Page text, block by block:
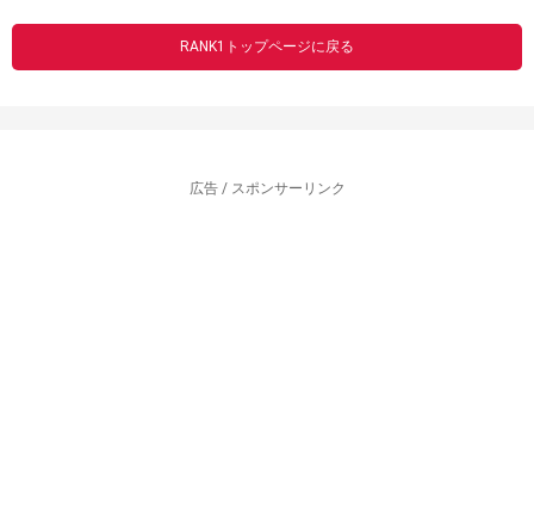
RANK1トップページに戻る
広告 / スポンサーリンク